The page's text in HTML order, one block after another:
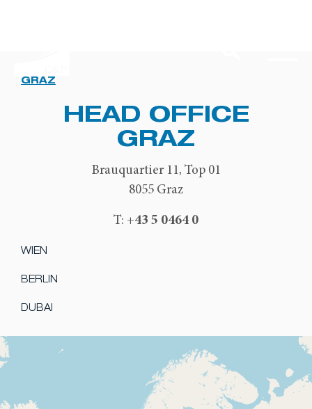
GRAZ
HEAD OFFICE
GRAZ
Brauquartier 11, Top 01
8055 Graz
T: +43 5 0464 0
WIEN
BERLIN
DUBAI